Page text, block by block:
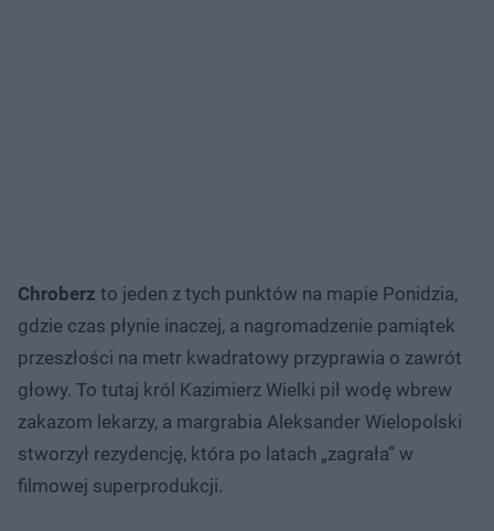
Chroberz to jeden z tych punktów na mapie Ponidzia,
gdzie czas płynie inaczej, a nagromadzenie pamiątek
przeszłości na metr kwadratowy przyprawia o zawrót
głowy. To tutaj król Kazimierz Wielki pił wodę wbrew
zakazom lekarzy, a margrabia Aleksander Wielopolski
stworzył rezydencję, która po latach „zagrała” w
filmowej superprodukcji.